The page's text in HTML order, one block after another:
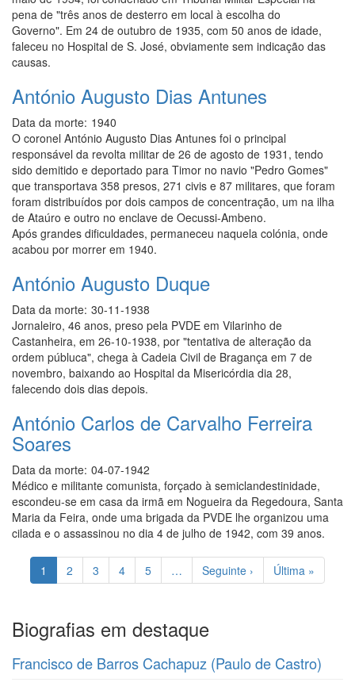
pena de "três anos de desterro em local à escolha do
Governo". Em 24 de outubro de 1935, com 50 anos de idade,
faleceu no Hospital de S. José, obviamente sem indicação das
causas.
António Augusto Dias Antunes
Data da morte: 1940
O coronel António Augusto Dias Antunes foi o principal
responsável da revolta militar de 26 de agosto de 1931, tendo
sido demitido e deportado para Timor no navio "Pedro Gomes"
que transportava 358 presos, 271 civis e 87 militares, que foram
foram distribuídos por dois campos de concentração, um na ilha
de Ataúro e outro no enclave de Oecussi-Ambeno.
Após grandes dificuldades, permaneceu naquela colónia, onde
acabou por morrer em 1940.
António Augusto Duque
Data da morte: 30-11-1938
Jornaleiro, 46 anos, preso pela PVDE em Vilarinho de
Castanheira, em 26-10-1938, por "tentativa de alteração da
ordem públuca", chega à Cadeia Civil de Bragança em 7 de
novembro, baixando ao Hospital da Misericórdia dia 28,
falecendo dois dias depois.
António Carlos de Carvalho Ferreira
Soares
Data da morte: 04-07-1942
Médico e militante comunista, forçado à semiclandestinidade,
escondeu-se em casa da irmã em Nogueira da Regedoura, Santa
Maria da Feira, onde uma brigada da PVDE lhe organizou uma
cilada e o assassinou no dia 4 de julho de 1942, com 39 anos.
Paginação
Página
atual
1 Page
2 Page
3 Page
4 Page
5 …
Próxima
página
Seguinte ›
Última
página
Última »
Biografias em destaque
Francisco de Barros Cachapuz (Paulo de Castro)